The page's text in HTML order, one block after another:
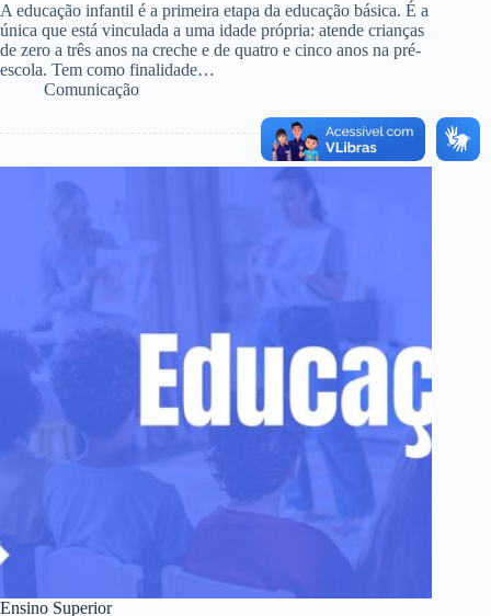
A educação infantil é a primeira etapa da educação básica. É a
única que está vinculada a uma idade própria: atende crianças
de zero a três anos na creche e de quatro e cinco anos na pré-
escola. Tem como finalidade…
Comunicação
Ensino Superior